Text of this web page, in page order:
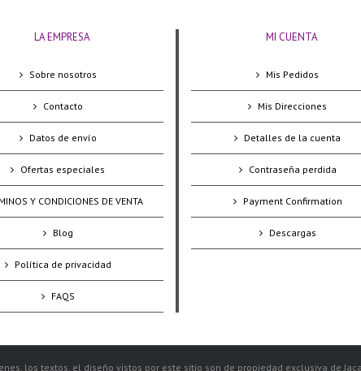
LA EMPRESA
Sobre nosotros
Contacto
Datos de envío
Ofertas especiales
Y CONDICIONES DE VENTA
Blog
Política de privacidad
FAQS
MI CUENTA
Mis Pedidos
Mis Direcciones
Detalles de la cuenta
Contraseña perdida
Payment Confirmation
Descargas
los textos, el diseño vistos por este sitio son de propiedad exclusiva de